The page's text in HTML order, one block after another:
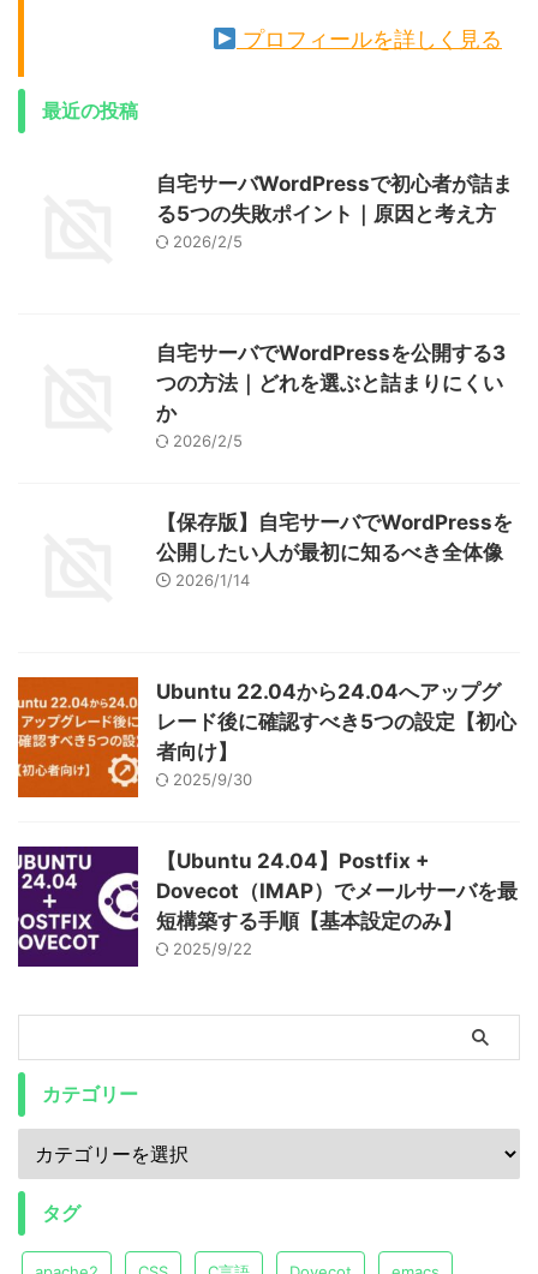
プロフィールを詳しく見る
最近の投稿
自宅サーバWordPressで初心者が詰ま
る5つの失敗ポイント｜原因と考え方
2026/2/5
自宅サーバでWordPressを公開する3
つの方法｜どれを選ぶと詰まりにくい
か
2026/2/5
【保存版】自宅サーバでWordPressを
公開したい人が最初に知るべき全体像
2026/1/14
Ubuntu 22.04から24.04へアップグ
レード後に確認すべき5つの設定【初心
者向け】
2025/9/30
【Ubuntu 24.04】Postfix +
Dovecot（IMAP）でメールサーバを最
短構築する手順【基本設定のみ】
2025/9/22
カテゴリー
タグ